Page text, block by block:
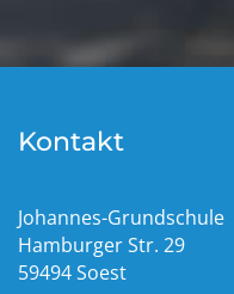
Kontakt
Johannes-Grundschule
Hamburger Str. 29
59494 Soest